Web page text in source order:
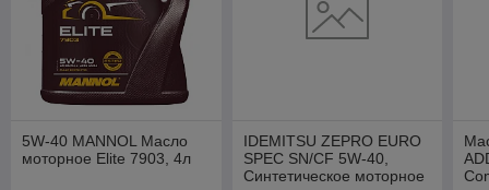
5W-40 MANNOL Масло
моторное Elite 7903, 4л
IDEMITSU ZEPRO EURO
SPEC SN/СF 5W-40,
Синтетическое моторное